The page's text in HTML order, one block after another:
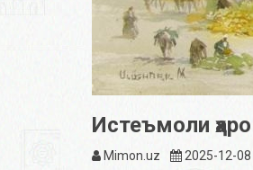
Истеъмoли
Mimon.uz 2025-12-08